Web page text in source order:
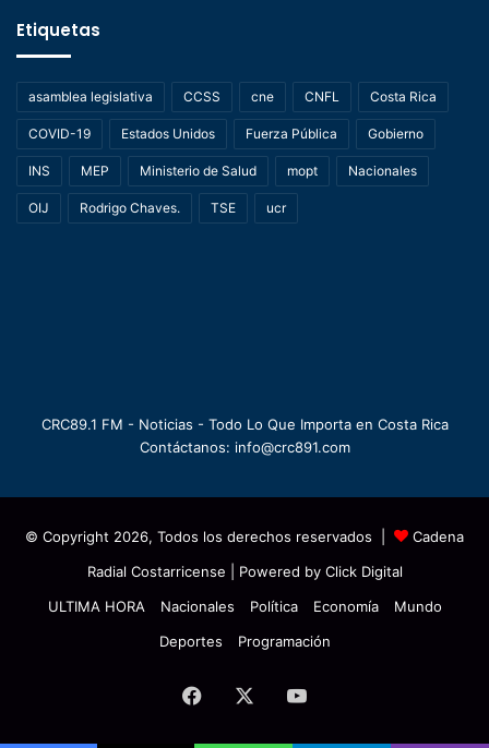
Etiquetas
asamblea legislativa CCSS cne CNFL Costa Rica
COVID-19 Estados Unidos Fuerza Pública Gobierno
INS MEP Ministerio de Salud mopt Nacionales
OIJ Rodrigo Chaves. TSE ucr
CRC89.1 FM - Noticias - Todo Lo Que Importa en Costa Rica
Contáctanos: info@crc891.com
© Copyright 2026, Todos los derechos reservados |
Cadena
Radial Costarricense | Powered by Click Digital
ULTIMA HORA
Nacionales Política Economía
Mundo
Deportes
Programación
Facebook YouTube